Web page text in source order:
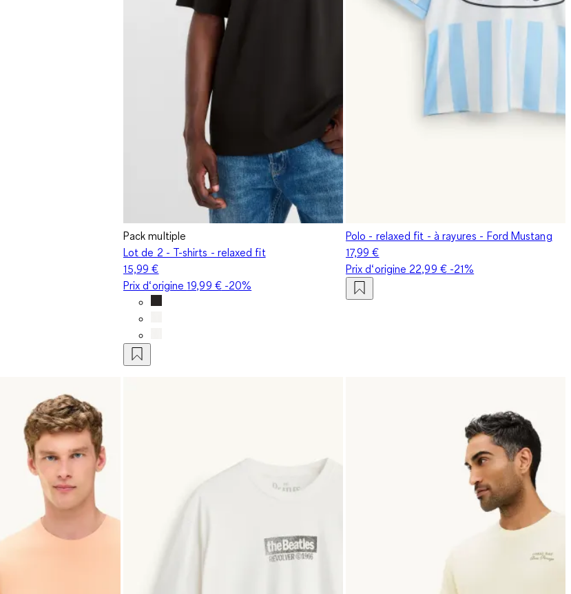
Pack multiple
Lot de 2 - T-shirts - relaxed fit
15,99 €
Prix d‘origine19,99 €-20%
Polo - relaxed fit - à rayures - Ford Mustang
17,99 €
Prix d‘origine 22,99 €-21%